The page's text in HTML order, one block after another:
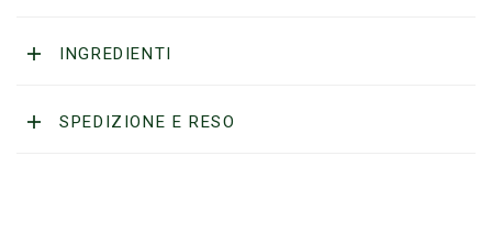
INGREDIENTI
SPEDIZIONE E RESO